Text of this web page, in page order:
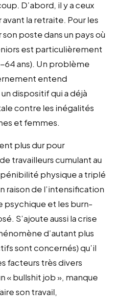
D’abord, il y a ceux
la retraite. Pour les
poste dans un pays où
est particulièrement
64 ans). Un problème
entend
dispositif qui a déjà
contre les inégalités
et femmes.
plus dur pour
travailleurs cumulant au
physique a triplé
raison de l’intensification
psychique et les burn-
S’ajoute aussi la crise
d’autant plus
sont concernés) qu’il
facteurs très divers
« bullshit job », manque
son travail,